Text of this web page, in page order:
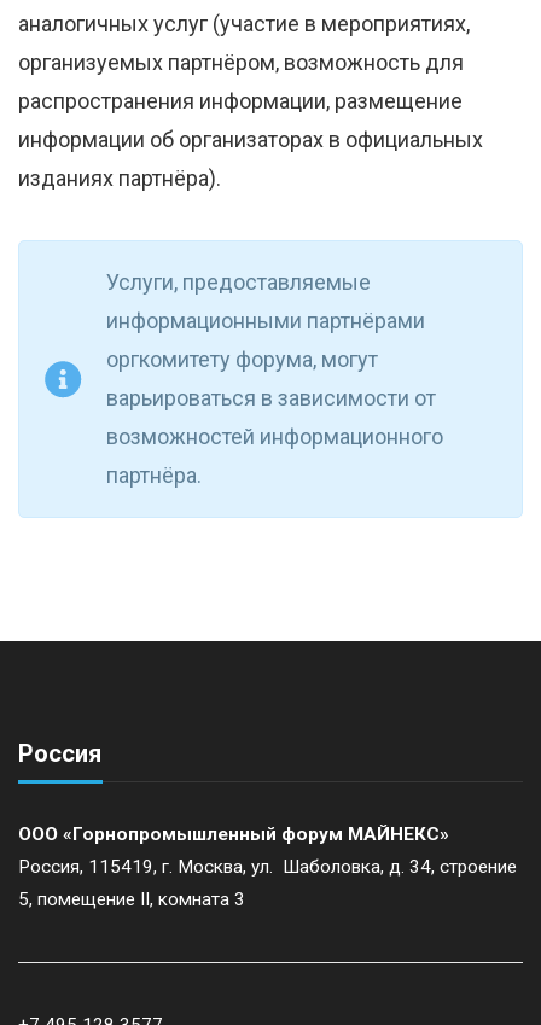
аналогичных услуг (участие в мероприятиях,
организуемых партнёром, возможность для
распространения информации, размещение
информации об организаторах в официальных
изданиях партнёра).
Услуги, предоставляемые
информационными партнёрами
оргкомитету форума, могут
варьироваться в зависимости от
возможностей информационного
партнёра.
Россия
ООО «Горнопромышленный форум МАЙНЕКС»
Россия, 115419, г. Москва, ул. Шаболовка, д. 34, строение
5, помещение II, комната 3